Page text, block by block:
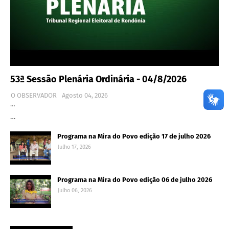
53ª Sessão Plenária Ordinária - 04/8/2026
O OBSERVADOR
Agosto 04, 2026
…
…
Programa na Mira do Povo edição 17 de julho 2026
Julho 17, 2026
Programa na Mira do Povo edição 06 de julho 2026
Julho 06, 2026